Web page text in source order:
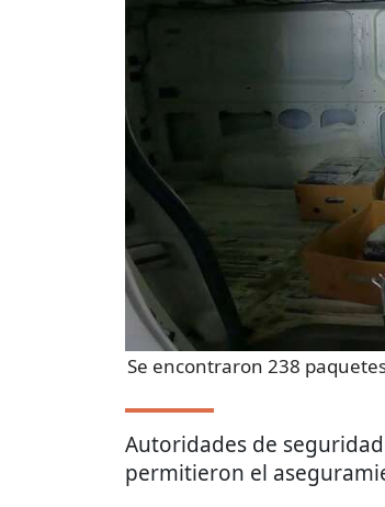
Se encontraron 238
Autoridades de
permitieron el